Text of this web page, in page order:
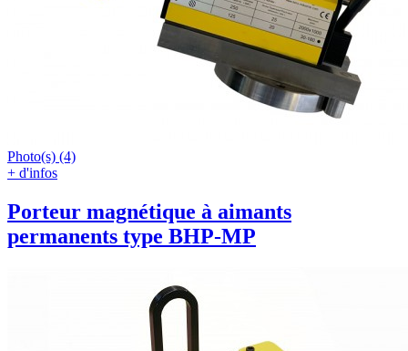
Photo(s) (4)
+ d'infos
Porteur magnétique à aimants
permanents type BHP-MP